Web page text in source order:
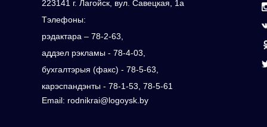
223141 г. Лагойск, вул. Савецкая, 1а
Тэлефоны:
рэдактара – 78-2-63,
аддзел рэкламы - 78-4-03,
бухгалтэрыя (факс) - 78-5-63,
карэспандэнты - 78-1-53, 78-5-61
Email: rodnikrai@logoysk.by